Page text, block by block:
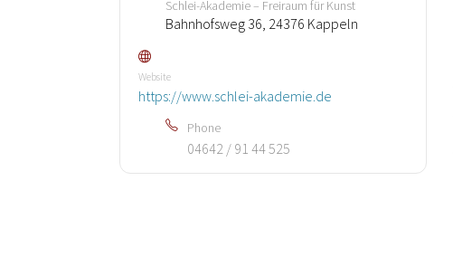
Schlei-Akademie – Freiraum für Kunst
Bahnhofsweg 36, 24376 Kappeln
Website
https://www.schlei-akademie.de
Phone
04642 / 91 44 525